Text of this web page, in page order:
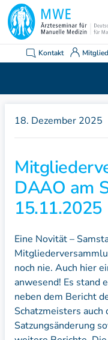
Kontakt
18. Dezember 2025
DAAO am
15.11.2025
Eine Novität –
noch nie. Auch hier
anwesend! Es stand
neben dem Bericht
Schatzmeisters
Satzungsänderung